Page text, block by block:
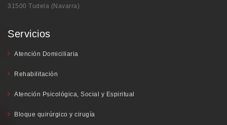
31500 Tudela (Navarra)
Servicios
Atención Domiciliaria
Rehabilitación
Atención Psicológica, Social y Espiritual
Bloque quirúrgico y cirugía